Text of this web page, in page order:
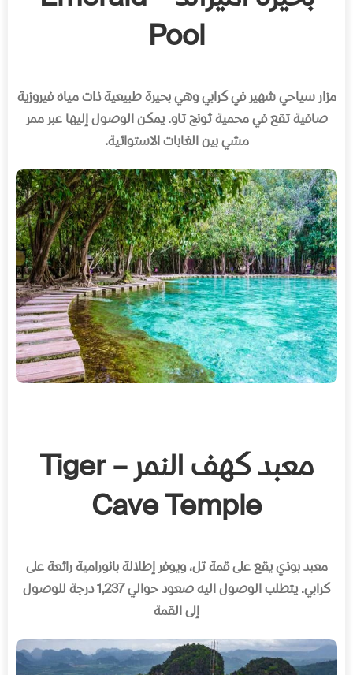
Pool
مزار سياحي شهير في كرابي وهي بحيرة طبيعية ذات مياه فيروزية
صافية تقع في محمية ثونج تاو.يمكن الوصول إليها عبر ممر
مشي بين الغابات الاستوائية.
معبد كهف النمر – Tiger
Cave Temple
معبد بوذي يقع على قمة تل، ويوفر إطلالة بانورامية رائعة على
كرابي.يتطلب الوصول اليه صعود حوالي1,237
درجة للوصول
إلى القمة